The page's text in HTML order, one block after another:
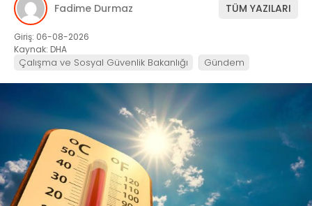
Fadime Durmaz TÜM YAZILARI
Giriş: 06-08-2026
Kaynak: DHA
Çalışma ve Sosyal Güvenlik Bakanlığı Gündem